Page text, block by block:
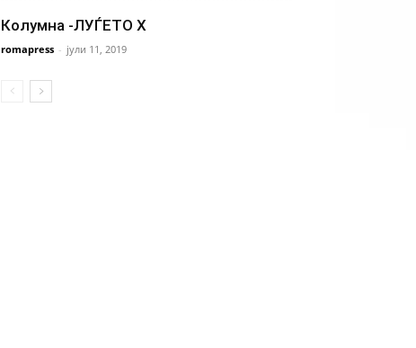
Колумна -ЛУЃЕТО X
romapress - јули 11, 2019